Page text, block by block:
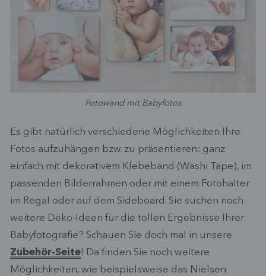
Fotowand mit Babyfotos
Es gibt natürlich verschiedene Möglichkeiten Ihre
Fotos aufzuhängen bzw. zu präsentieren: ganz
einfach mit dekorativem Klebeband (Washi Tape), im
passenden Bilderrahmen oder mit einem Fotohalter
im Regal oder auf dem Sideboard. Sie suchen noch
weitere Deko-Ideen für die tollen Ergebnisse Ihrer
Babyfotografie? Schauen Sie doch mal in unsere
Zubehör-Seite! Da finden Sie noch weitere
Möglichkeiten, wie beispielsweise das Nielsen